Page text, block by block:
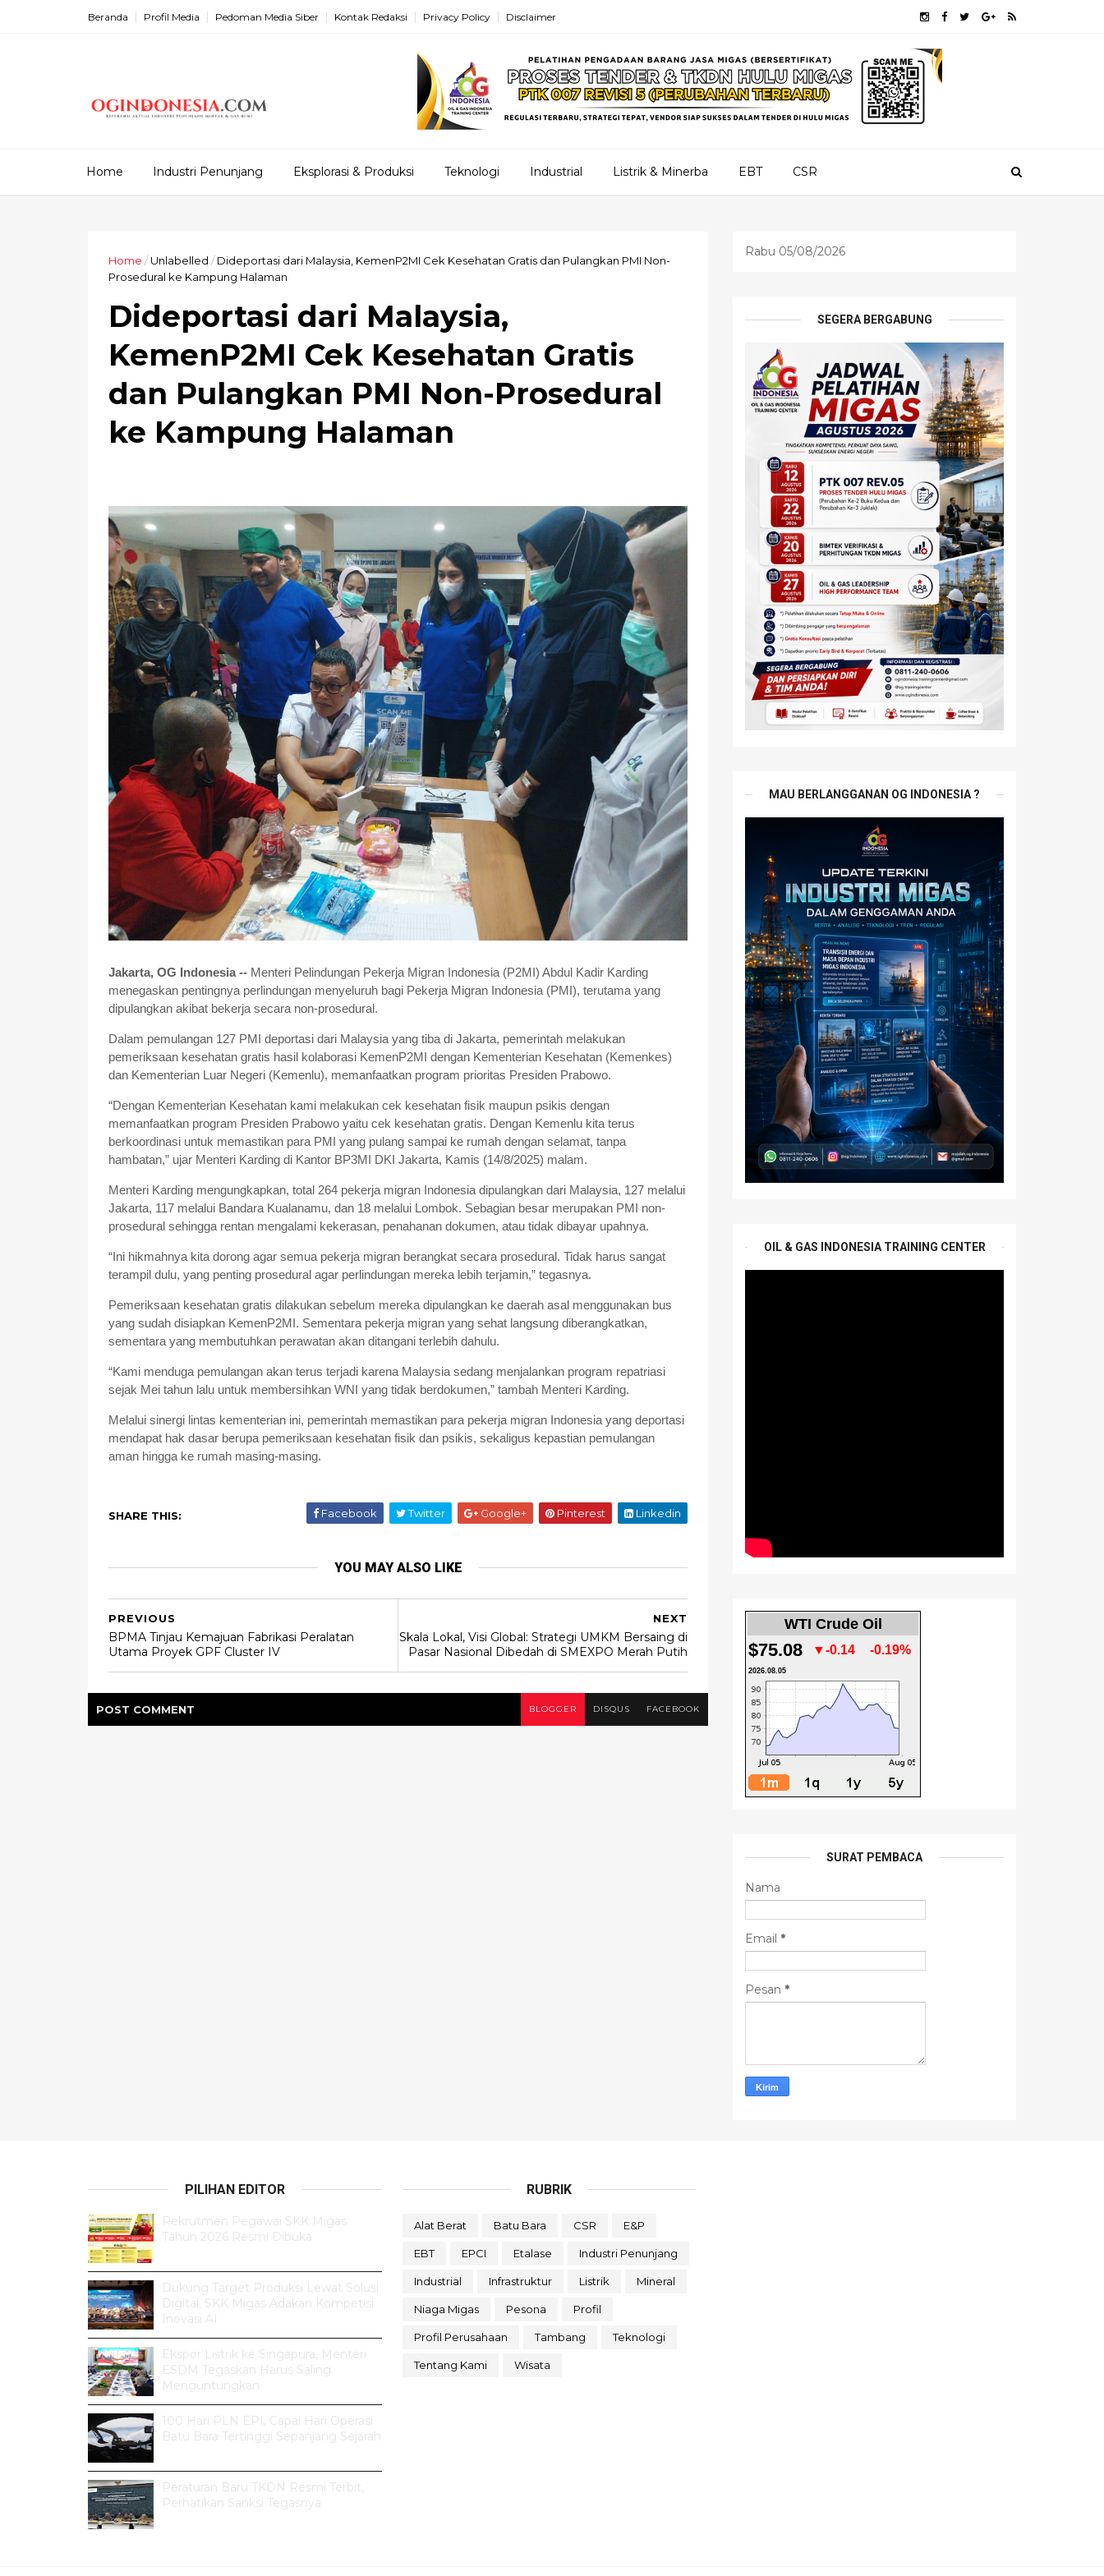
Beranda Profil Media Pedoman Media Siber Kontak Redaksi Privacy Policy Disclaimer
Home Industri Penunjang Eksplorasi & Produksi Teknologi Industrial Listrik & Minerba EBT CSR
Home /Unlabelled / Dideportasi dari Malaysia, KemenP2MI Cek Kesehatan Gratis dan Pulangkan PMI Non-
Prosedural ke Kampung Halaman
Dideportasi dari Malaysia,
KemenP2MI Cek Kesehatan Gratis
dan Pulangkan PMI Non-Prosedural
ke Kampung Halaman
Jakarta, OG Indonesia -- Menteri Pelindungan Pekerja Migran Indonesia (P2MI) Abdul Kadir Karding
menegaskan pentingnya perlindungan menyeluruh bagi Pekerja Migran Indonesia (PMI), terutama yang
dipulangkan akibat bekerja secara non-prosedural.
Dalam pemulangan 127 PMI deportasi dari Malaysia yang tiba di Jakarta, pemerintah melakukan
pemeriksaan kesehatan gratis hasil kolaborasi KemenP2MI dengan Kementerian Kesehatan (Kemenkes)
dan Kementerian Luar Negeri (Kemenlu), memanfaatkan program prioritas Presiden Prabowo.
“Dengan Kementerian Kesehatan kami melakukan cek kesehatan fisik maupun psikis dengan
memanfaatkan program Presiden Prabowo yaitu cek kesehatan gratis. Dengan Kemenlu kita terus
berkoordinasi untuk memastikan para PMI yang pulang sampai ke rumah dengan selamat, tanpa
hambatan,” ujar Menteri Karding di Kantor BP3MI DKI Jakarta, Kamis (14/8/2025) malam.
Menteri Karding mengungkapkan, total 264 pekerja migran Indonesia dipulangkan dari Malaysia, 127 melalui
Jakarta, 117 melalui Bandara Kualanamu, dan 18 melalui Lombok. Sebagian besar merupakan PMI non-
prosedural sehingga rentan mengalami kekerasan, penahanan dokumen, atau tidak dibayar upahnya.
“Ini hikmahnya kita dorong agar semua pekerja migran berangkat secara prosedural. Tidak harus sangat
terampil dulu, yang penting prosedural agar perlindungan mereka lebih terjamin,” tegasnya.
Pemeriksaan kesehatan gratis dilakukan sebelum mereka dipulangkan ke daerah asal menggunakan bus
yang sudah disiapkan KemenP2MI. Sementara pekerja migran yang sehat langsung diberangkatkan,
sementara yang membutuhkan perawatan akan ditangani terlebih dahulu.
“Kami menduga pemulangan akan terus terjadi karena Malaysia sedang menjalankan program repatriasi
sejak Mei tahun lalu untuk membersihkan WNI yang tidak berdokumen,” tambah Menteri Karding.
Melalui sinergi lintas kementerian ini, pemerintah memastikan para pekerja migran Indonesia yang deportasi
mendapat hak dasar berupa pemeriksaan kesehatan fisik dan psikis, sekaligus kepastian pemulangan
aman hingga ke rumah masing-masing.
SHARE THIS: Facebook Twitter Google+ Pinterest Linkedin
YOU MAY ALSO LIKE
NEXT
Skala Lokal, Visi Global: Strategi UMKM Bersaing di
Pasar Nasional Dibedah di SMEXPO Merah Putih
PREVIOUS
BPMA Tinjau Kemajuan Fabrikasi Peralatan
Utama Proyek GPF Cluster IV
POST COMMENT BLOGGER DISQUS FACEBOOK
Rabu 05/08/2026
SEGERA BERGABUNG
MAU BERLANGGANAN OG INDONESIA ?
OIL & GAS INDONESIA TRAINING CENTER
WTI Crude Oil
$75.08 ▼-0.14 -0.19%
2026.08.05
SURAT PEMBACA
Nama
Email *
Pesan *
PILIHAN EDITOR
Rekrutmen Pegawai SKK Migas
Tahun 2026 Resmi Dibuka
Dukung Target Produksi Lewat Solusi
Digital, SKK Migas Adakan Kompetisi
Inovasi AI
Ekspor Listrik ke Singapura, Menteri
ESDM Tegaskan Harus Saling
Menguntungkan
100 Hari PLN EPI, Capai Hari Operasi
Batu Bara Tertinggi Sepanjang Sejarah
Peraturan Baru TKDN Resmi Terbit,
Perhatikan Sanksi Tegasnya
RUBRIK
Alat Berat Batu Bara CSR E&P
EBT EPCI Etalase Industri Penunjang
Industrial Infrastruktur Listrik Mineral
Niaga Migas Pesona Profil
Profil Perusahaan Tambang Teknologi
Tentang Kami Wisata